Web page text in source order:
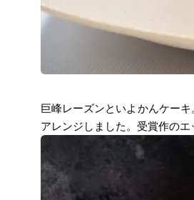
巨峰レーズンといよかんケー
アレンジしました。受賞作の